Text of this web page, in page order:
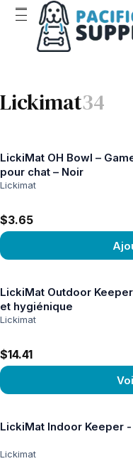
Lickimat34
LickiMat OH Bowl –
pour chat – Noir
Lickimat
$3.65
LickiMat Outdoor
et hygiénique
Lickimat
$14.41
LickiMat Indoor Keeper
Lickimat